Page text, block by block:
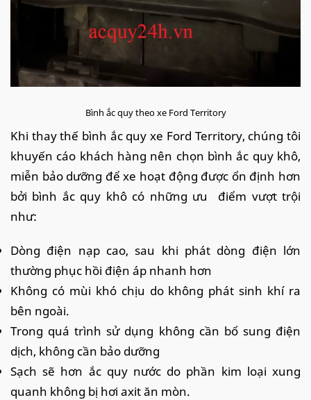
Bình ắc quy theo xe Ford Territory
Khi thay thế bình ắc quy xe Ford Territory, chúng tôi
khuyến cáo khách hàng nên chọn bình ắc quy khô,
miễn bảo dưỡng để xe hoạt động được ổn định hơn
bởi bình ắc quy khô có những ưu điểm vượt trội
như:
Dòng điện nạp cao, sau khi phát dòng điện lớn
thường phục hồi điện áp nhanh hơn
Không có mùi khó chịu do không phát sinh khí ra
bên ngoài.
Trong quá trình sử dụng không cần bổ sung điện
dịch, không cần bảo dưỡng
Sạch sẽ hơn ắc quy nước do phần kim loại xung
quanh không bị hơi axit ăn mòn.